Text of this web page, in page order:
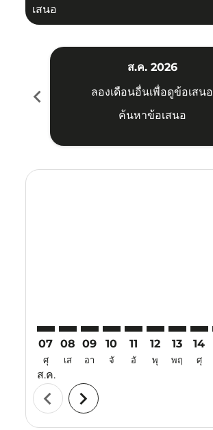
เสนอ
chevron_left
ส.ค. 2026
ลองเดือนอื่นเพื่อดูข้อเสนอ
ค้นหาข้อเสนอ
07
ศุ
ส.ค.
08
เส
09
อา
10
จั
11
อั
12
พุ
13
พฤ
14
ศุ
chevron_left chevron_right